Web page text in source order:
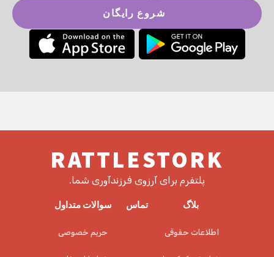
شروع رایگان
RATTLESTORK
پلتفرم برای آرزوی فرزندآوری شما.
بلاگ تماس سوالات متداول
اطلاعات حقوقی حریم خصوصی